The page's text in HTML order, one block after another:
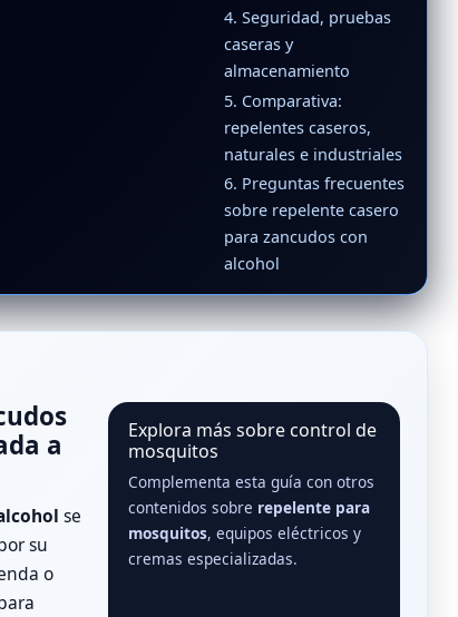
4. Seguridad, pruebas
caseras y
almacenamiento
5. Comparativa:
repelentes caseros,
naturales e industriales
6. Preguntas frecuentes
sobre repelente casero
para zancudos con
alcohol
a
se
su
o
Explora más sobre control de
mosquitos
Complementa esta guía con otros
contenidos sobre repelente para
mosquitos, equipos eléctricos y
cremas especializadas.